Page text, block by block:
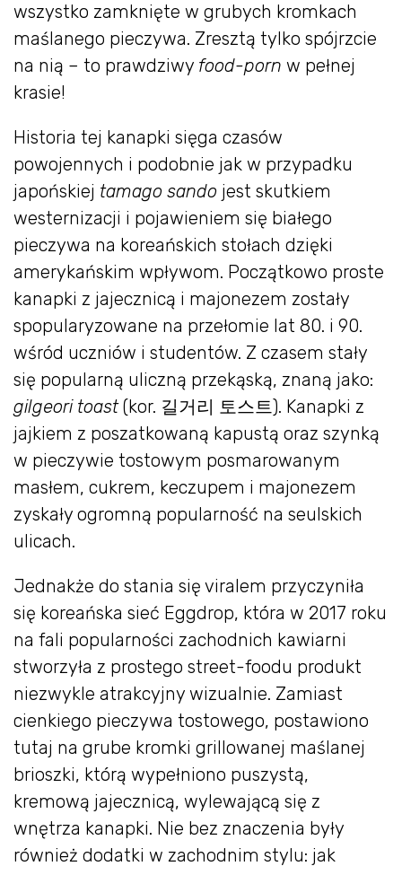
wszystko zamknięte w grubych kromkach
maślanego pieczywa. Zresztą tylko spójrzcie
na nią – to prawdziwy food-porn w pełnej
krasie!
Historia tej kanapki sięga czasów
powojennych i podobnie jak w przypadku
japońskiej tamago sando jest skutkiem
westernizacji i pojawieniem się białego
pieczywa na koreańskich stołach dzięki
amerykańskim wpływom. Początkowo proste
kanapki z jajecznicą i majonezem zostały
spopularyzowane na przełomie lat 80. i 90.
wśród uczniów i studentów. Z czasem stały
się popularną uliczną przekąską, znaną jako:
gilgeori toast(kor. 길거리 토스트). Kanapki z
jajkiem z poszatkowaną kapustą oraz szynką
w pieczywie tostowym posmarowanym
masłem, cukrem, keczupem i majonezem
zyskały ogromną popularność na seulskich
ulicach.
Jednakże do stania się viralem przyczyniła
się koreańska sieć Eggdrop, która w 2017 roku
na fali popularności zachodnich kawiarni
stworzyła z prostego street-foodu produkt
niezwykle atrakcyjny wizualnie. Zamiast
cienkiego pieczywa tostowego, postawiono
tutaj na grube kromki grillowanej maślanej
brioszki, którą wypełniono puszystą,
kremową jajecznicą, wylewającą się z
wnętrza kanapki. Nie bez znaczenia były
również dodatki w zachodnim stylu: jak